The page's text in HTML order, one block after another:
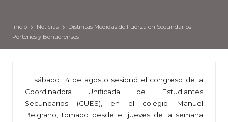
Inicio Noticias
Distintas Medidas de Fuerza en Secundarios
Porteños y Bonaerenses
El sábado 14 de agosto sesionó el congreso de la
Coordinadora Unificada de Estudiantes
Secundarios (CUES), en el colegio Manuel
Belgrano, tomado desde el jueves de la semana